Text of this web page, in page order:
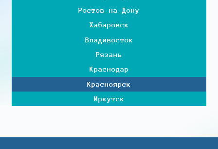
Ростов-на-Дону
Хабаровск
Владивосток
Рязань
Краснодар
Красноярск
Иркутск